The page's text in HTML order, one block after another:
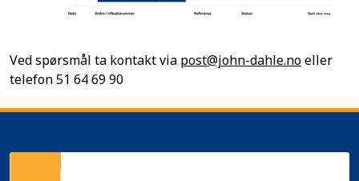
Ved spørsmål ta kontakt via post@john-dahle.noeller
telefon 51 64 69 90